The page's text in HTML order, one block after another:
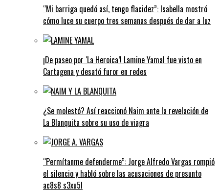
“Mi barriga quedó así, tengo flacidez”: Isabella mostró
cómo luce su cuerpo tres semanas después de dar a luz
¡De paseo por ‘La Heroica’! Lamine Yamal fue visto en
Cartagena y desató furor en redes
¿Se molestó? Así reaccionó Naim ante la revelación de
La Blanquita sobre su uso de viagra
“Permítanme defenderme”: Jorge Alfredo Vargas rompió
el silencio y habló sobre las acusaciones de presunto
ac8s8 s3xu5l